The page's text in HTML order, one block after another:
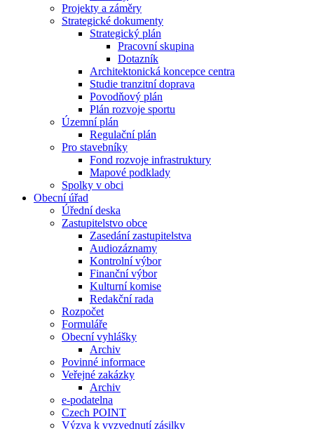
Projekty a záměry
Strategické dokumenty
Strategický plán
Pracovní skupina
Dotazník
Architektonická koncepce centra
Studie tranzitní doprava
Povodňový plán
Plán rozvoje sportu
Územní plán
Regulační plán
Pro stavebníky
Fond rozvoje infrastruktury
Mapové podklady
Spolky v obci
Obecní úřad
Úřední deska
Zastupitelstvo obce
Zasedání zastupitelstva
Audiozáznamy
Kontrolní výbor
Finanční výbor
Kulturní komise
Redakční rada
Rozpočet
Formuláře
Obecní vyhlášky
Archiv
Povinné informace
Veřejné zakázky
Archiv
e-podatelna
Czech POINT
Výzva k vyzvednutí zásilky